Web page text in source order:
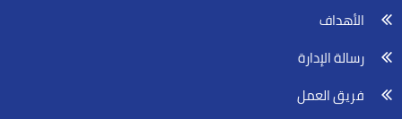
الأهداف
رسالة الإدارة
فريق العمل